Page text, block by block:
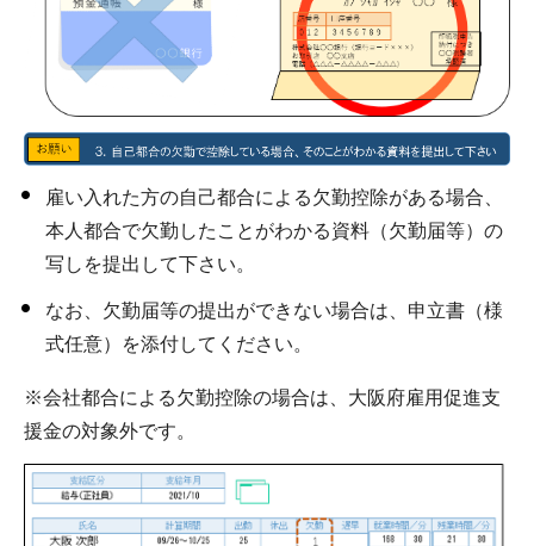
雇い入れた方の自己都合による欠勤控除がある場合、
本人都合で欠勤したことがわかる資料（欠勤届等）の
写しを提出して下さい。
なお、欠勤届等の提出ができない場合は、申立書（様
式任意）を添付してください。
※会社都合による欠勤控除の場合は、大阪府雇用促進支
援金の対象外です。